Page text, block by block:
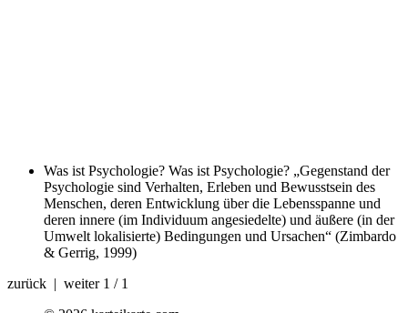
Was ist Psychologie? Was ist Psychologie? „Gegenstand der
Psychologie sind Verhalten, Erleben und Bewusstsein des
Menschen, deren Entwicklung über die Lebensspanne und
deren innere (im Individuum angesiedelte) und äußere (in der
Umwelt lokalisierte) Bedingungen und Ursachen“ (Zimbardo
& Gerrig, 1999)
zurück | weiter 1 / 1